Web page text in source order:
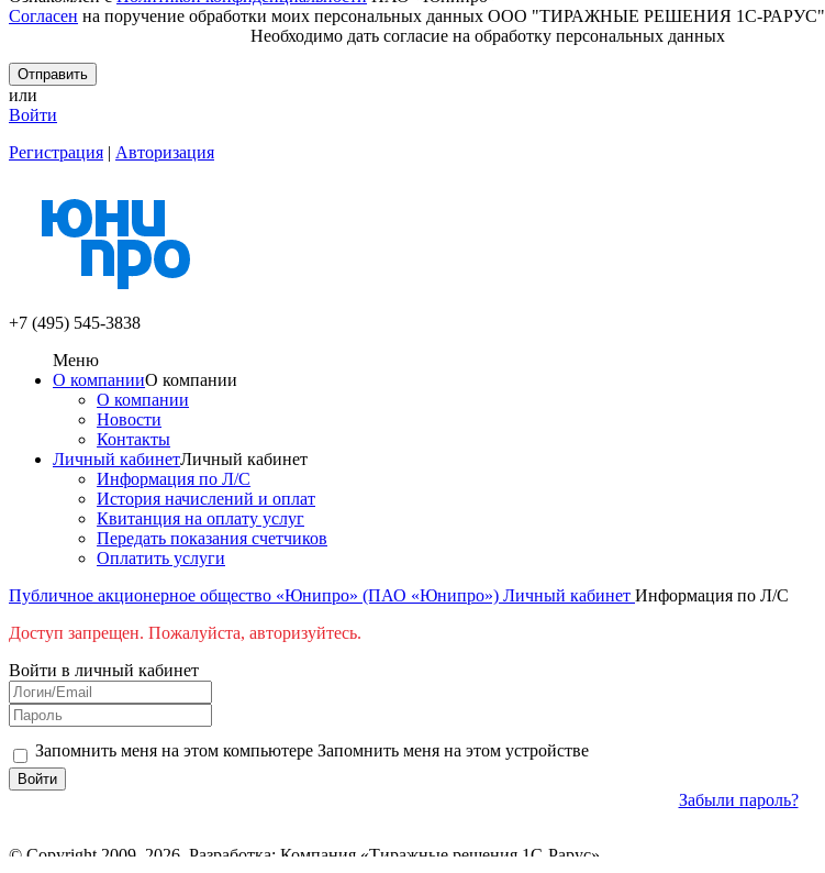
Согласен на поручение обработки моих персональных данных ООО "ТИРАЖНЫЕ РЕШЕНИЯ 1С-РАРУС"
Необходимо дать согласие на обработку персональных данных
или
Войти
Регистрация | Авторизация
+7 (495) 545-3838
Меню
О компанииО компании
О компании
Новости
Контакты
Личный кабинетЛичный кабинет
Информация по Л/С
История начислений и оплат
Квитанция на оплату услуг
Передать показания счетчиков
Оплатить услуги
Публичное акционерное общество «Юнипро» (ПАО «Юнипро») Личный кабинет Информация по Л/С
Доступ запрещен. Пожалуйста, авторизуйтесь.
Войти в личный кабинет
Запомнить меня на этом компьютере Запомнить меня на этом устройстве
Забыли пароль?
© Copyright 2009–2026. Разработка: Компания «Тиражные решения 1С-Рарус»